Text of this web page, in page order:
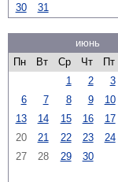
30
31
июнь
Пн
Вт Ср Чт Пт
1
2 3
6
7 8 9 10
13
14 15 16 17
20
21 22 23 24
27
28 29 30